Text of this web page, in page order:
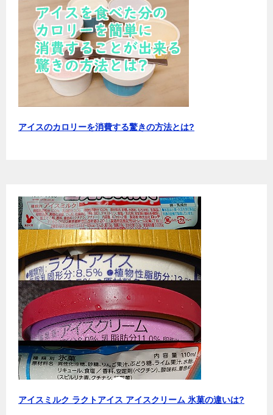
アイスのカロリーを消費する驚きの方法とは?
アイスミルク ラクトアイス アイスクリーム 氷菓の違いは?